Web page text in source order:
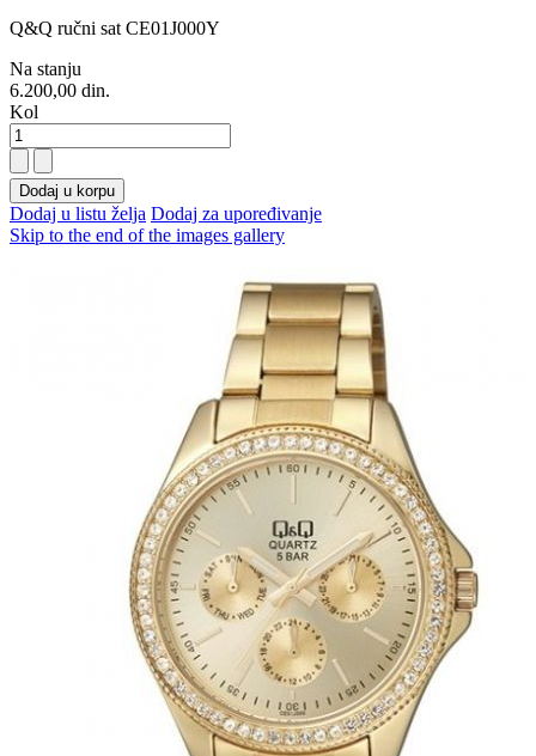
Q&Q ručni sat CE01J000Y
Na stanju
6.200,00 din.
Kol
Dodaj u korpu
Dodaj u listu želja Dodaj za upoređivanje
Skip to the end of the images gallery